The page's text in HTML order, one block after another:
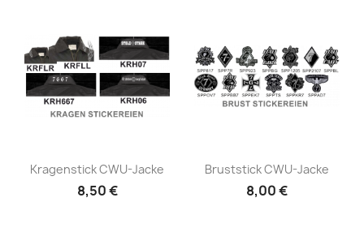
Anteprima
Kragenstick CWU-Jacke
8,50 €
Anteprima
Bruststick CWU-Jacke
8,00 €